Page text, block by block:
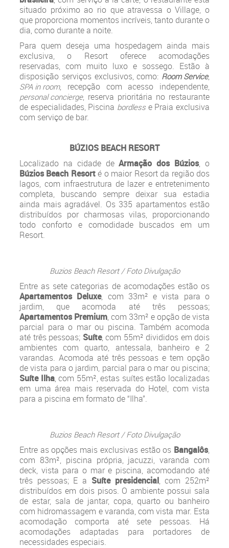
situado próximo ao rio que atravessa o Village, o
que proporciona momentos incríveis, tanto durante o
dia, como durante a noite.
Para quem deseja uma hospedagem ainda mais
exclusiva, o Resort oferece acomodações
reservadas, com muito luxo e sossego. Estão à
disposição serviços exclusivos, como: Room Service,
SPA in room, recepção com acesso independente,
personal concierge, reserva prioritária no restaurante
de especialidades, Piscina bordless e Praia exclusiva
com serviço de bar.
BÚZIOS BEACH RESORT
Localizado na cidade deArmação dos Búzios, o
Búzios Beach Resorté o maior Resort da região dos
lagos, com infraestrutura de lazer e entretenimento
completa, buscando sempre deixar sua estadia
ainda mais agradável. Os 335 apartamentos estão
distribuídos por charmosas vilas, proporcionando
todo conforto e comodidade buscados em um
Resort.
Buzios Beach Resort / Foto Divulgação
Entre as sete categorias de acomodações estão os
Apartamentos Deluxe, com 33m² e vista para o
jardim, que acomoda até três pessoas;
Apartamentos Premium, com 33m² e opção de vista
parcial para o mar ou piscina. Também acomoda
até três pessoas; Suíte, com 55m² divididos em dois
ambientes com quarto, antessala, banheiro e 2
varandas. Acomoda até três pessoas e tem opção
de vista para o jardim, parcial para o mar ou piscina;
Suíte Ilha, com 55m², estas suítes estão localizadas
em uma área mais reservada do Hotel, com vista
para a piscina em formato de “Ilha”.
Buzios Beach Resort / Foto Divulgação
Entre as opções mais exclusivas estão os Bangalôs,
com 83m², piscina própria, jacuzzi, varanda com
deck, vista para o mar e piscina, acomodando até
três pessoas; E a Suíte presidencial, com 252m²
distribuídos em dois pisos. O ambiente possui sala
de estar, sala de jantar, copa, quarto ou banheiro
com hidromassagem e varanda, com vista mar. Esta
acomodação comporta até sete pessoas. Há
acomodações adaptadas para portadores de
necessidades especiais.